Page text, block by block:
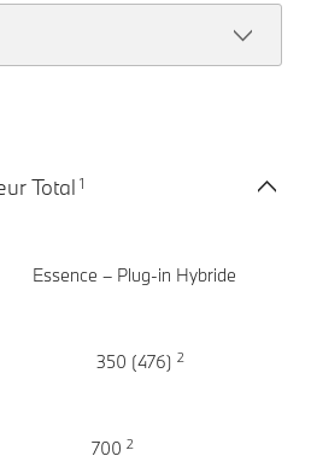
Total 1
Essence – Plug-in Hybride
350 (476) 2
700 2